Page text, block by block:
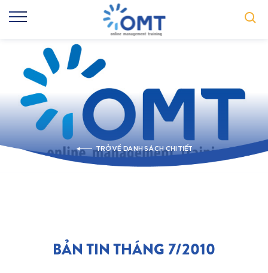
TRỞ VỀ DANH SÁCH CHI TIẾT
BẢN TIN THÁNG 7/2010